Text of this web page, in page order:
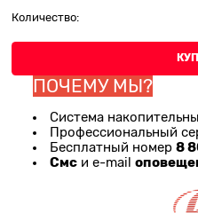
Количество:
ПОЧЕМУ МЫ?
Система
Профессиональный
Бесплатный номер 8
Смс и e-mail